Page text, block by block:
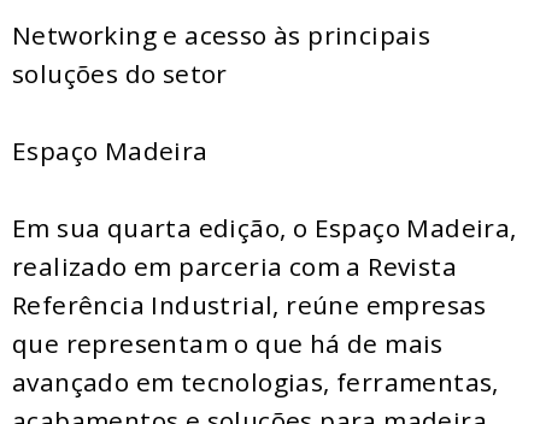
Networking e acesso às principais
soluções do setor
Espaço Madeira
Em sua quarta edição, o Espaço Madeira,
realizado em parceria com a Revista
Referência Industrial, reúne empresas
que representam o que há de mais
avançado em tecnologias, ferramentas,